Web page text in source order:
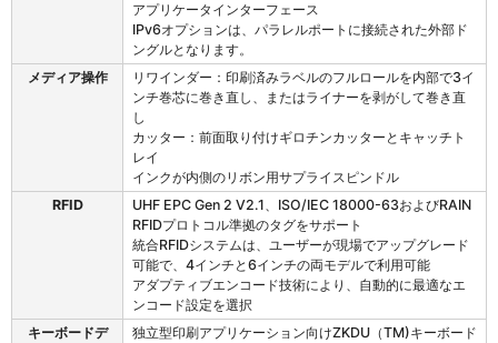
ン
アプリケータインターフェース
IPv6オプションは、パラレルポートに接続された外部ド
ングルとなります。
メディア操作
リワインダー：印刷済みラベルのフルロールを内部で3イ
ンチ巻芯に巻き直し、またはライナーを剥がして巻き直
し
カッター：前面取り付けギロチンカッターとキャッチト
レイ
インクが内側のリボン用サプライスピンドル
RFID
UHF EPC Gen 2 V2.1、ISO/IEC 18000-63およびRAIN
RFIDプロトコル準拠のタグをサポート
統合RFIDシステムは、ユーザーが現場でアップグレード
可能で、4インチと6インチの両モデルで利用可能
アダプティブエンコード技術により、自動的に最適なエ
ンコード設定を選択
キーボードデ
独立型印刷アプリケーション向けZKDU（TM)キーボード